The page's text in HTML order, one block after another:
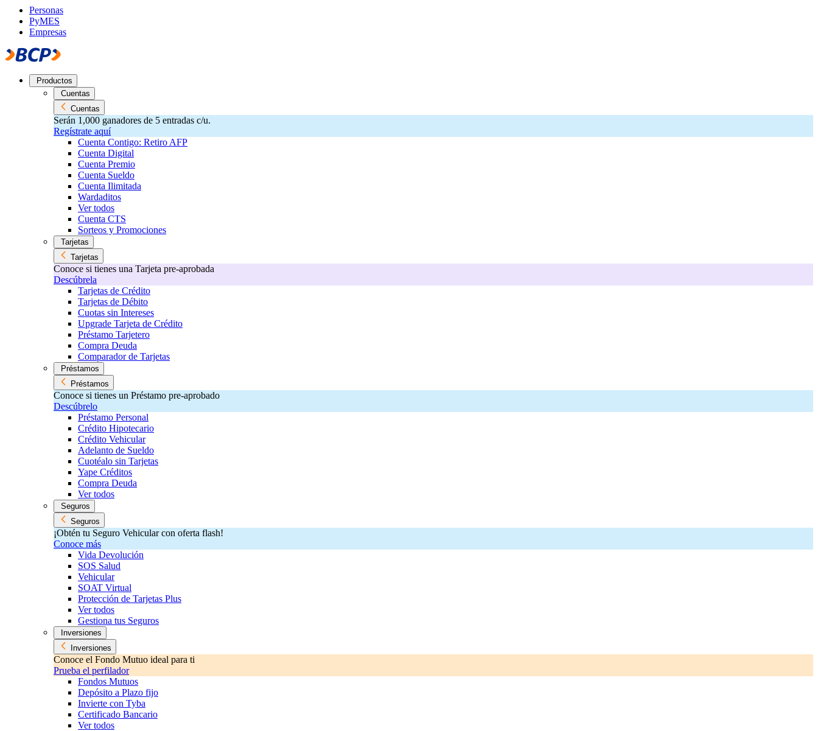
Personas
PyMES
Empresas
Productos
Cuentas
Cuentas
Serán 1,000 ganadores de 5 entradas c/u.
Regístrate aquí
Cuenta Contigo: Retiro AFP
Cuenta Digital
Cuenta Premio
Cuenta Sueldo
Cuenta Ilimitada
Wardaditos
Ver todos
Cuenta CTS
Sorteos y Promociones
Tarjetas
Tarjetas
Conoce si tienes una Tarjeta pre-aprobada
Descúbrela
Tarjetas de Crédito
Tarjetas de Débito
Cuotas sin Intereses
Upgrade Tarjeta de Crédito
Préstamo Tarjetero
Compra Deuda
Comparador de Tarjetas
Préstamos
Préstamos
Conoce si tienes un Préstamo pre-aprobado
Descúbrelo
Préstamo Personal
Crédito Hipotecario
Crédito Vehicular
Adelanto de Sueldo
Cuotéalo sin Tarjetas
Yape Créditos
Compra Deuda
Ver todos
Seguros
Seguros
¡Obtén tu Seguro Vehicular con oferta flash!
Conoce más
Vida Devolución
SOS Salud
Vehicular
SOAT Virtual
Protección de Tarjetas Plus
Ver todos
Gestiona tus Seguros
Inversiones
Inversiones
Conoce el Fondo Mutuo ideal para ti
Prueba el perfilador
Fondos Mutuos
Depósito a Plazo fijo
Invierte con Tyba
Certificado Bancario
Ver todos